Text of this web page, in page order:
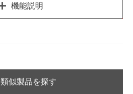
機能説明
類似製品を探す